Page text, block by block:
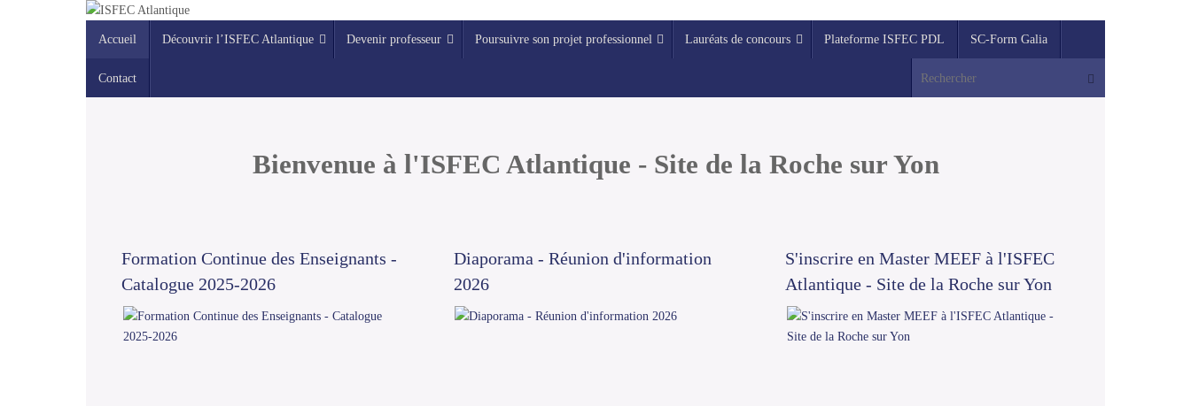
Accueil Découvrir l’ISFEC Atlantique Devenir professeur Poursuivre son projet professionnel Lauréats de concours Plateforme ISFEC PDL SC-Form Galia
Contact Rechercher
Bienvenue à l'ISFEC Atlantique - Site de la Roche sur Yon
Formation Continue des Enseignants -
Catalogue 2025-2026
Découvrez nos formations pour l'année 2025-2026
Diaporama - Réunion d'information
2026
S'inscrire en Master MEEF à l'ISFEC
Atlantique - Site de la Roche sur Yon